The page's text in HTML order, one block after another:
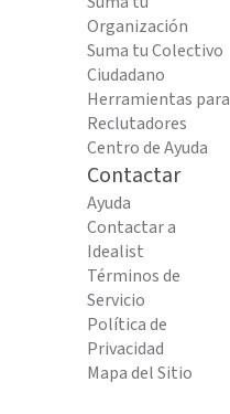
Organización
Suma tu Colectivo
Ciudadano
Herramientas para
Reclutadores
Centro de Ayuda
Contactar
Ayuda
Contactar a
Idealist
Términos de
Servicio
Política de
Privacidad
Mapa del Sitio